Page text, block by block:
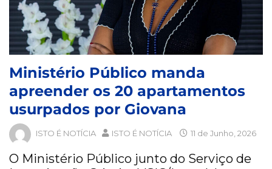
Ministério Público manda
apreender os 20 apartamentos
usurpados por Giovana
ISTO É NOTÍCIA ISTO É NOTÍCIA 11 de Junho, 2026
O Ministério Público junto do Serviço de